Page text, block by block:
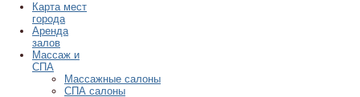
Карта мест
города
Аренда
залов
Массаж и
СПА
Массажные салоны
СПА салоны